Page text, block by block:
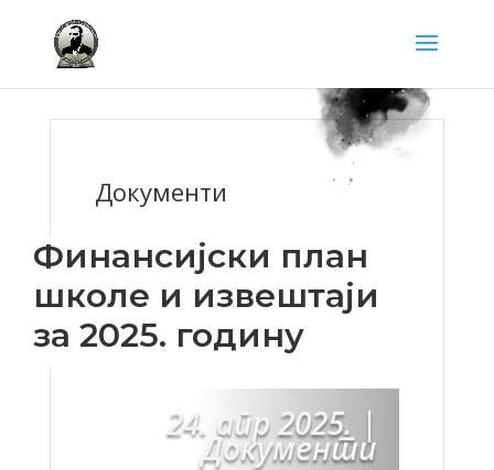
Документи
Финансијски план
школе и извештаји
за 2025. годину
24. апр 2025. |
Документи